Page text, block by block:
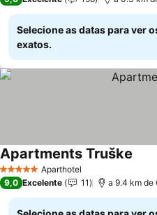
Selecione as datas para ver
exatos.
5 Estrelas Aparthotel
Apartments Truške
9,0 Excelente 11 a 9.4 km de